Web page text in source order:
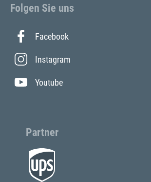
Folgen Sie uns
Facebook
Instagram
Youtube
Partner